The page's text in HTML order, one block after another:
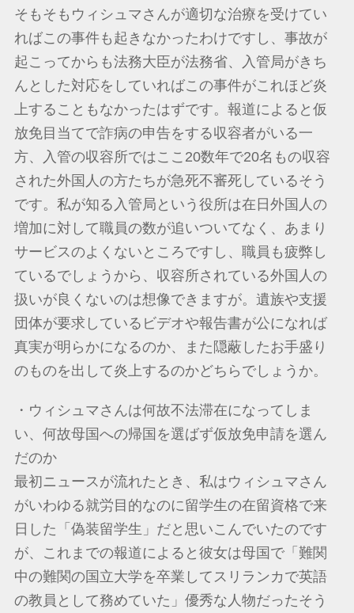
そもそもウィシュマさんが適切な治療を受けてい
ればこの事件も起きなかったわけですし、事故が
起こってからも法務大臣が法務省、入管局がきち
んとした対応をしていればこの事件がこれほど炎
上することもなかったはずです。報道によると仮
放免目当てで詐病の申告をする収容者がいる一
方、入管の収容所ではここ20数年で20名もの収容
された外国人の方たちが急死不審死しているそう
です。私が知る入管局という役所は在日外国人の
増加に対して職員の数が追いついてなく、あまり
サービスのよくないところですし、職員も疲弊し
ているでしょうから、収容所されている外国人の
扱いが良くないのは想像できますが。遺族や支援
団体が要求しているビデオや報告書が公になれば
真実が明らかになるのか、また隠蔽したお手盛り
のものを出して炎上するのかどちらでしょうか。
・ウィシュマさんは何故不法滞在になってしま
い、何故母国への帰国を選ばず仮放免申請を選ん
だのか
最初ニュースが流れたとき、私はウィシュマさん
がいわゆる就労目的なのに留学生の在留資格で来
日した「偽装留学生」だと思いこんでいたのです
が、これまでの報道によると彼女は母国で「難関
中の難関の国立大学を卒業してスリランカで英語
の教員として務めていた」優秀な人物だったそう